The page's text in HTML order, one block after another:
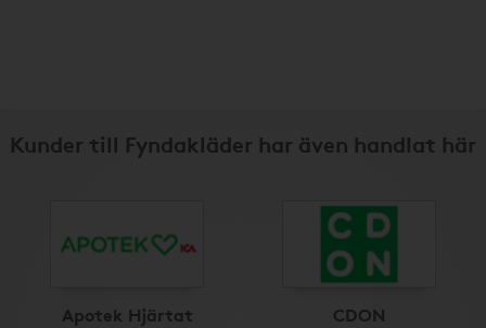
Kunder till Fyndakläder har även handlat här
Apotek Hjärtat CDON